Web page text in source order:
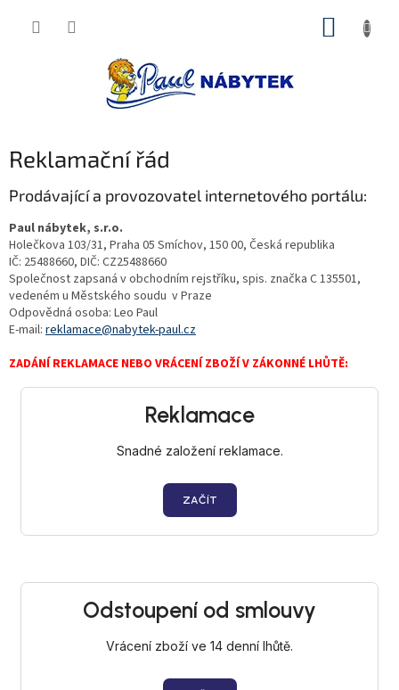
Reklamační řád
Prodávající a provozovatel internetového portálu:
Paul nábytek, s.r.o.
Holečkova 103/31, Praha 05 Smíchov, 150 00, Česká republika
IČ: 25488660, DIČ: CZ25488660
Společnost zapsaná v obchodním rejstříku, spis. značka C 135501,
vedeném u Městského soudu v Praze
Odpovědná osoba: Leo Paul
E-mail: reklamace@nabytek-paul.cz
ZADÁNÍ REKLAMACE NEBO VRÁCENÍ ZBOŽÍ V ZÁKONNÉ LHŮTĚ: